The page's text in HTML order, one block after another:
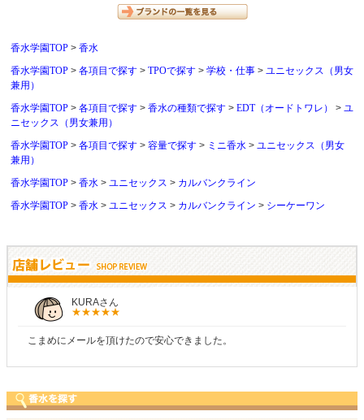
香水学園TOP
香水
香水学園TOP
各項目で探す TPOで探す 学校・仕事
ユニセックス（男女
兼用）
香水学園TOP
各項目で探す 香水の種類で探す EDT（オードトワレ）
ユ
ニセックス（男女兼用）
香水学園TOP
各項目で探す 容量で探す ミニ香水
ユニセックス（男女
兼用）
香水学園TOP
香水 ユニセックス
カルバンクライン
香水学園TOP
香水 ユニセックス カルバンクライン シーケーワン
しらすさん
商品が早く届いたのでよかったです。また利用させてもらいます！